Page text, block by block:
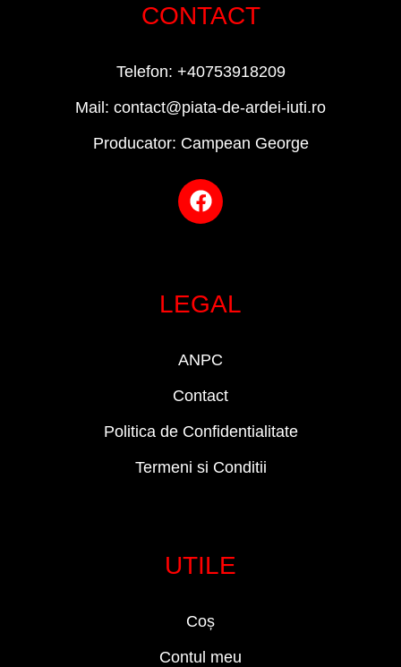
CONTACT
Telefon: +40753918209
Mail: contact@piata-de-ardei-iuti.ro
Producator: Campean George
LEGAL
ANPC
Contact
Politica de Confidentialitate
Termeni si Conditii
UTILE
Coș
Contul meu